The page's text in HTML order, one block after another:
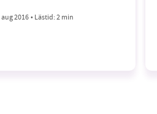
aug 2016• Lästid:2 min